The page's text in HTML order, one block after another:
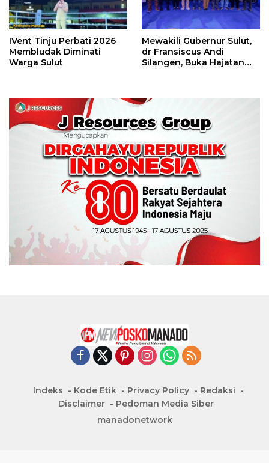
IVent Tinju Perbati 2026
Membludak Diminati
Warga Sulut
Mewakili Gubernur Sulut,
dr Fransiscus Andi
Silangen, Buka Hajatan
Indeks Kode Etik Privacy Policy
Redaksi
Disclaimer
Pedoman Media Siber
manadonetwork